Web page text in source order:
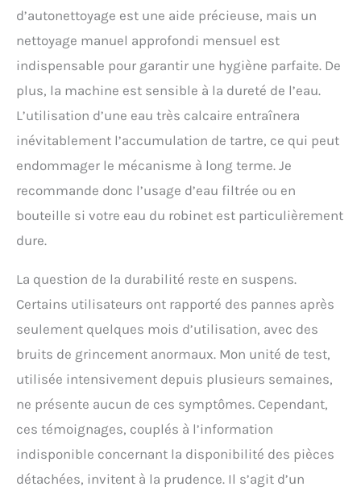
d’autonettoyage est une aide précieuse, mais un
nettoyage manuel approfondi mensuel est
indispensable pour garantir une hygiène parfaite. De
plus, la machine est sensible à la dureté de l’eau.
L’utilisation d’une eau très calcaire entraînera
inévitablement l’accumulation de tartre, ce qui peut
endommager le mécanisme à long terme. Je
recommande donc l’usage d’eau filtrée ou en
bouteille si votre eau du robinet est particulièrement
dure.
La question de la durabilité reste en suspens.
Certains utilisateurs ont rapporté des pannes après
seulement quelques mois d’utilisation, avec des
bruits de grincement anormaux. Mon unité de test,
utilisée intensivement depuis plusieurs semaines,
ne présente aucun de ces symptômes. Cependant,
ces témoignages, couplés à l’information
indisponible concernant la disponibilité des pièces
détachées, invitent à la prudence. Il s’agit d’un